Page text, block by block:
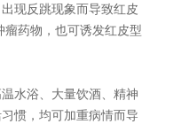
现反跳现象而导致红皮
药物，也可诱发红皮型
浴、大量饮酒、精神
惯，均可加重病情而导